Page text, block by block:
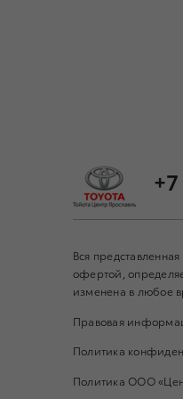
Вся
офертой,
изменена в любое
Правовая
Политика
Политика ООО